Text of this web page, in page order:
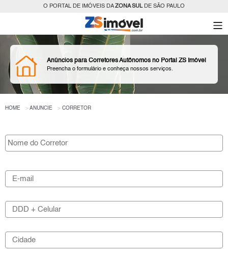
O PORTAL DE IMÓVEIS DAZONA SULDE SÃO PAULO
Anúncios para Corretores Autônomos no Portal ZS Imóvel
Preencha o formulário e conheça nossos serviços.
HOME ANUNCIE CORRETOR